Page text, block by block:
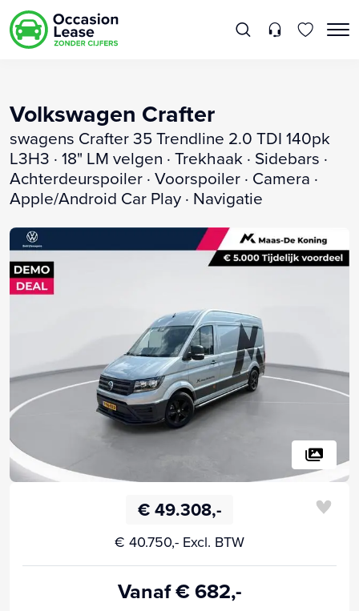
Volkswagen Crafter
swagens Crafter 35 Trendline 2.0 TDI 140pk
L3H3 · 18" LM velgen · Trekhaak · Sidebars ·
Achterdeurspoiler · Voorspoiler · Camera ·
Apple/Android Car Play · Navigatie
€ 49.308,-
€ 40.750,- Excl. BTW
Vanaf € 682,-